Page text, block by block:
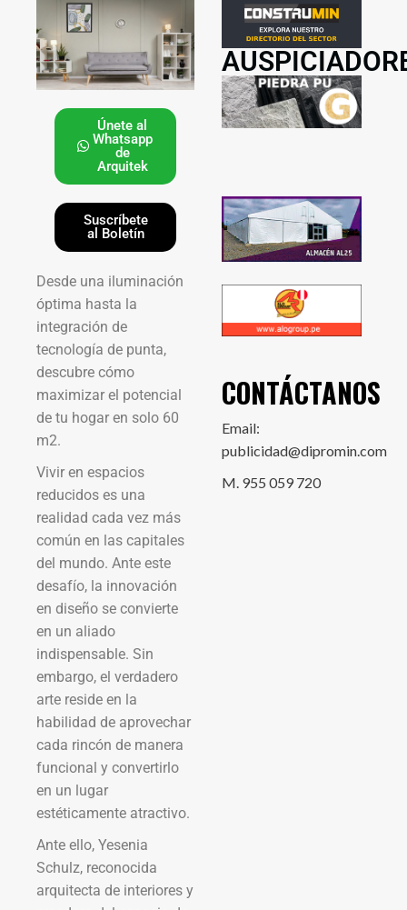
Únete al
Whatsapp
de
Arquitek
Suscríbete
al Boletín
Desde una iluminación
óptima hasta la
integración de
tecnología de punta,
descubre cómo
maximizar el potencial
de tu hogar en solo 60
m2.
Vivir en espacios
reducidos es una
realidad cada vez más
común en las capitales
del mundo. Ante este
desafío, la innovación
en diseño se convierte
en un aliado
indispensable. Sin
embargo, el verdadero
arte reside en la
habilidad de aprovechar
cada rincón de manera
funcional y convertirlo
en un lugar
estéticamente atractivo.
Ante ello, Yesenia
Schulz, reconocida
arquitecta de interiores y
CONTÁCTANOS
Email:
publicidad@dipromin.com
M. 955 059 720